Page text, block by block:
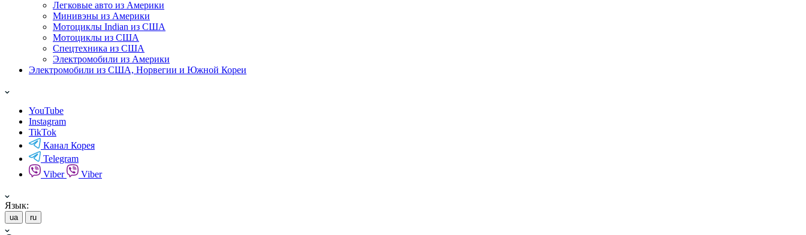
Легковые авто из Америки
Минивэны из Америки
Мотоциклы Indian из США
Мотоциклы из США
Спецтехника из США
Электромобили из Америки
Электромобили из США, Норвегии и Южной Кореи
YouTube
Instagram
TikTok
Канал Корея
Telegram
Viber
Viber
Язык:
ua ru